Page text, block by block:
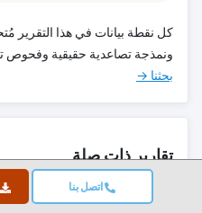
اتصل بنا
كل نقطة بيانات في هذا التقرير
ونمذجة تصاعدية حقيقية وفحوص
بحثنا →
تقارير ذات صلة